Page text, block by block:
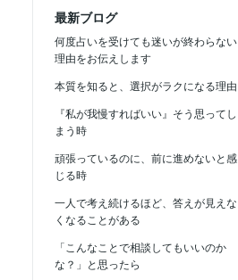
最新ブログ
何度占いを受けても迷いが終わらない
理由をお伝えします
本質を知ると、選択がラクになる理由
『私が我慢すればいい』そう思ってし
まう時
頑張っているのに、前に進めないと感
じる時
一人で考え続けるほど、答えが見えな
くなることがある
「こんなことで相談してもいいのか
な？」と思ったら